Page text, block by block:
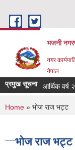
भजनी
नगर
नेपाल
प्रमुख सूचनाआर्थिक वर्ष
You are
Home » भोज राज भट्ट
भोज राज भट्ट